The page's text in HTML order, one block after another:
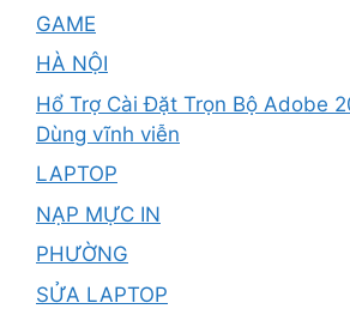
GAME
HÀ NỘI
Hổ Trợ Cài Đặt Trọn Bộ Adobe
Dùng vĩnh viễn
LAPTOP
NẠP MỰC IN
PHƯỜNG
SỬA LAPTOP